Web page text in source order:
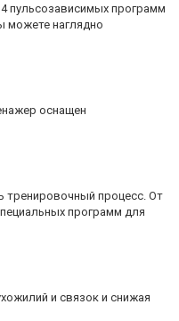
пульсозависимых программ
можете наглядно
оснащен
тренировочный процесс. От
программ для
и связок и снижая